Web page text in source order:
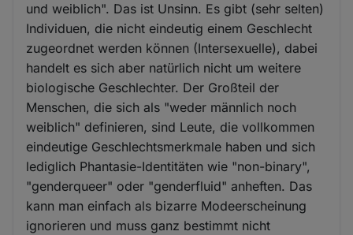
und weiblich". Das ist Unsinn. Es gibt (sehr selten)
Individuen, die nicht eindeutig einem Geschlecht
zugeordnet werden können (Intersexuelle), dabei
handelt es sich aber natürlich nicht um weitere
biologische Geschlechter. Der Großteil der
Menschen, die sich als "weder männlich noch
weiblich" definieren, sind Leute, die vollkommen
eindeutige Geschlechtsmerkmale haben und sich
lediglich Phantasie-Identitäten wie "non-binary",
"genderqueer" oder "genderfluid" anheften. Das
kann man einfach als bizarre Modeerscheinung
ignorieren und muss ganz bestimmt nicht